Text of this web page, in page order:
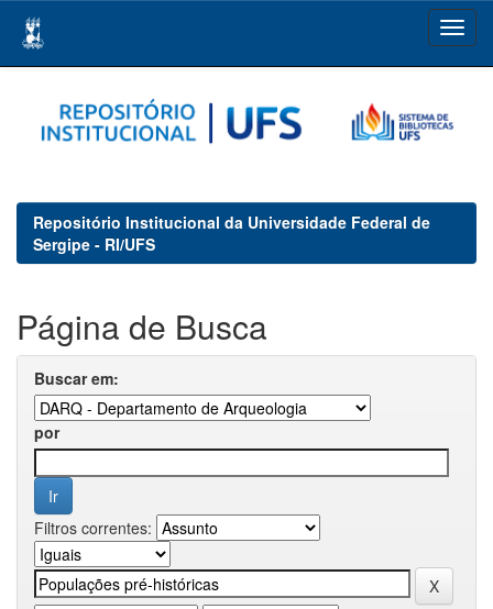
navigation
Repositório Institucional da Universidade Federal de
Sergipe - RI/UFS
Página de Busca
Buscar em:
por
Filtros correntes: